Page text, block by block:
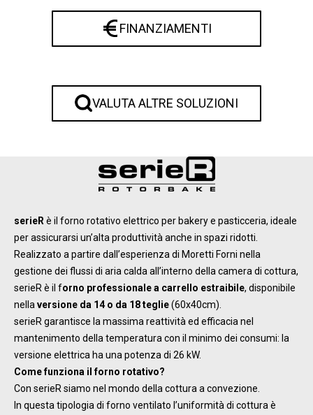
FINANZIAMENTI
VALUTA ALTRE SOLUZIONI
serieR è il forno rotativo elettrico per bakery e pasticceria, ideale
per assicurarsi un’alta produttività anche in spazi ridotti.
Realizzato a partire dall’esperienza di Moretti Forni nella
gestione dei flussi di aria calda all’interno della camera di cottura,
serieR è il forno professionale a carrello estraibile, disponibile
nella versione da 14 o da 18 teglie(60x40cm).
serieR garantisce la massima reattività ed efficacia nel
mantenimento della temperatura con il minimo dei consumi: la
versione elettrica ha una potenza di 26 kW.
Come funziona il forno rotativo?
Con serieR siamo nel mondo della cottura a convezione.
In questa tipologia di forno ventilato l’uniformità di cottura è